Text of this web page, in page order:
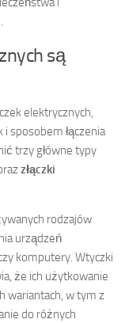
są
elektrycznych,
sposobem łączenia
trzy główne typy
złączki
rodzajów
urządzeń
komputery. Wtyczki
że ich użytkowanie
wariantach, w tym z
do różnych